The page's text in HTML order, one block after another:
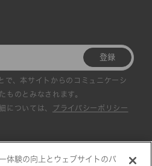
登録
で、本サイトからのコミュニケーシ
ものとみなされます。
については、
プライバシーポリシー
体験の向上とウェブサイトのパ